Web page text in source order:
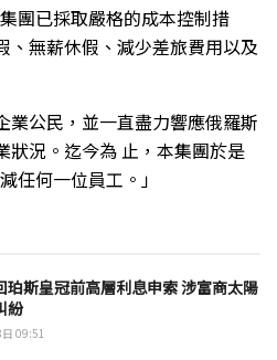
團已採取嚴格的成本控制措
、無薪休假、減少差旅費用以及
業公民，並一直盡力響應俄羅斯
狀況。迄今為 止，本集團於是
任何一位員工。」
珀斯皇冠前高層利息申索 涉富商太陽
紛
09:51